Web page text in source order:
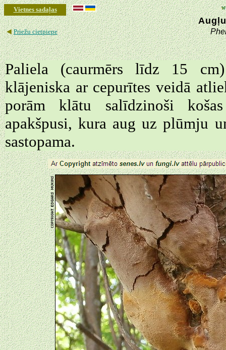
Vietnes sadaļas
◄Priežu cietpiepe
Paliela (caurmērs līdz 15
klājeniska ar cepurītes veidā
porām klātu salīdzinoši košas
apakšpusi, kura aug uz plūmju
sastopama.